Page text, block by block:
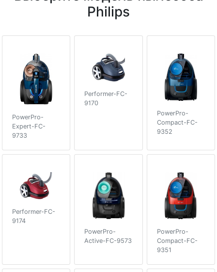
Philips
PowerPro-
Expert-FC-
9733
Performer-FC-
9170
PowerPro-
Compact-FC-
9352
Performer-FC-
9174
PowerPro-
Active-FC-9573
PowerPro-
Compact-FC-
9351